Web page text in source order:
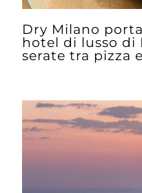
Dry Milano
hotel di lusso di
serate tra pizza